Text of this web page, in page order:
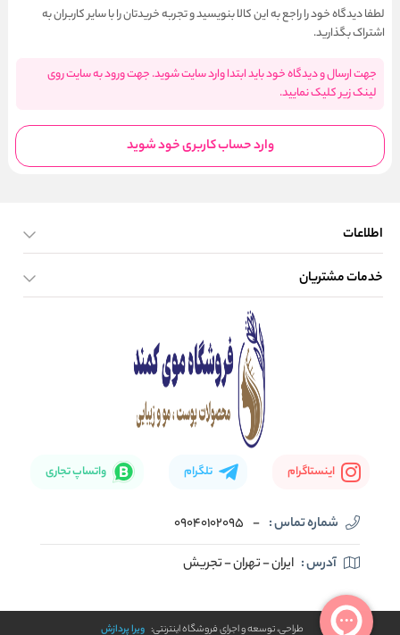
لطفا دیدگاه خود را راجع به این کالا بنویسید و تجربه خریدتان را با سایر کاربران به
اشتراک بگذارید.
جهت ارسال و دیدگاه خود باید ابتدا وارد سایت شوید. جهت ورود به سایت روی
لینک زیر کلیک نمایید.
وارد حساب کاربری خود شوید
اطلاعات
صفحه اصلی
خدمات مشتریان
اینستاگرام تلگرام واتساپ تجاری
شماره تماس : -
09040102095
آدرس : ایران - تهران - تجریش
طراحی، توسعه و اجرای فروشگاه اینترنتی: ویرا پردازش